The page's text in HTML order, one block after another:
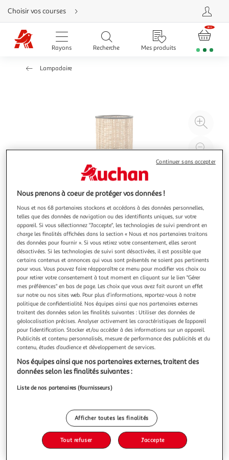
Aller
directement
au
contenu
Aller
directement
Aller
Choisir vos courses
Rayons Recherche Mes produits
Lampadaire
à
Illustration
précédente
Illustration
suivante
J-LINE
Lampadaire déco en bambou revy 77cm naturel
Informations Techniques : Dimensions : D. 30 x H. 77 cm
Câble : L. 150 cm Matières : Bambou & Métal Spécificités :
Pratique & Utile Lampadaire Design Sur Pied Forme Ronde
Douille E27 Puissance Maximale : 40W A monter soi-même
Poids : 1,29 kg Couleur : Naturel & Noir
En savoir +
Vous voulez connaître le prix de ce produit ?
Afficher le prix
Caractéristiques
Nous prenons à coeur de protéger vos données !
Nous et nos 68 partenaires stockons et accédons à des données personnelles,
telles que des données de navigation ou des identifiants uniques, sur votre
appareil. Si vous sélectionnez "J'accepte", les technologies de suivi prendront en
charge les finalités affichées dans la section « Nous et nos partenaires traitons
des données pour fournir ». Si vous retirez votre consentement, elles seront
désactivées. Si les technologies de suivi sont désactivées, il est possible que
certains contenus et annonces qui vous sont présentés ne soient pas pertinents
pour vous. Vous pouvez faire réapparaître ce menu pour modifier vos choix ou
pour retirer votre consentement à tout moment en cliquant sur le lien "Gérer
mes préférences" en bas de page. Les choix que vous avez fait auront un effet
sur notre ou nos sites web. Pour plus d’informations, reportez-vous à notre
politique de confidentialité. Nos équipes ainsi que nos partenaires externes
traitent des données selon les finalités suivantes : Utiliser des données de
géolocalisation précises. Analyser activement les caractéristiques de l’appareil
pour l’identification. Stocker et/ou accéder à des informations sur un appareil.
Publicités et contenu personnalisés, mesure de performance des publicités et du
contenu, études d’audience et développement de services.
Nos équipes ainsi que nos partenaires externes, traitent des
données selon les finalités suivantes :
Liste de nos partenaires (fournisseurs)
Afficher toutes les finalités
Tout refuser J'accepte
Continuer sans accepter